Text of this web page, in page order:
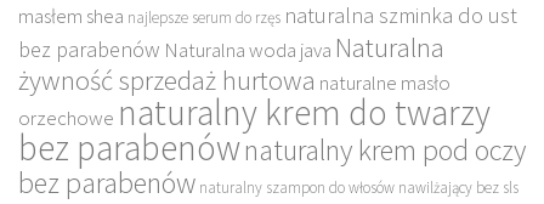
masłem shea najlepsze serum do rzęs naturalna szminka do ust
bez parabenów Naturalna woda java Naturalna
żywność sprzedaż hurtowa naturalne masło
orzechowe naturalny krem do twarzy
bez parabenównaturalny krem pod oczy
bez parabenów naturalny szampon do włosów nawilżający bez sls